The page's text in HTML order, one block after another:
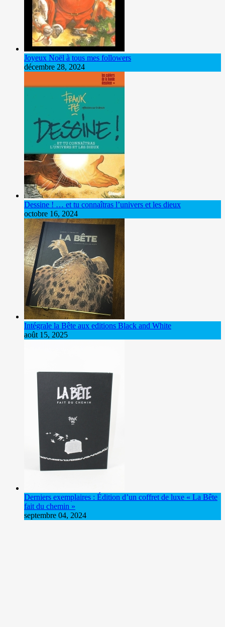
Joyeux Noël à tous mes followers
décembre 28, 2024
Dessine ! … et tu connaîtras l’univers et les dieux
octobre 16, 2024
Intégrale la Bête aux editions Black and White
août 15, 2025
Derniers exemplaires : Édition d’un coffret de luxe « La Bête
fait du chemin »
septembre 04, 2024